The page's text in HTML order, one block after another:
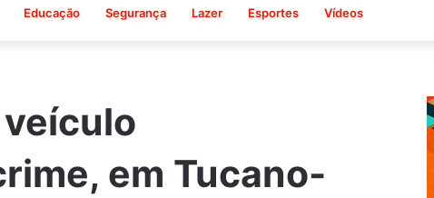
Educação Segurança Lazer Esportes Vídeos
em Tucano-